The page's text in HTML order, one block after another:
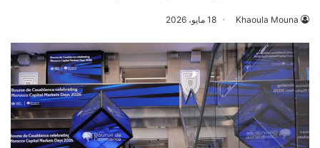
Khaoula Mouna 18 مايو، 2026